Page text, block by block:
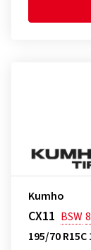
Kumho
CX11 BSW8
195/70 R15C